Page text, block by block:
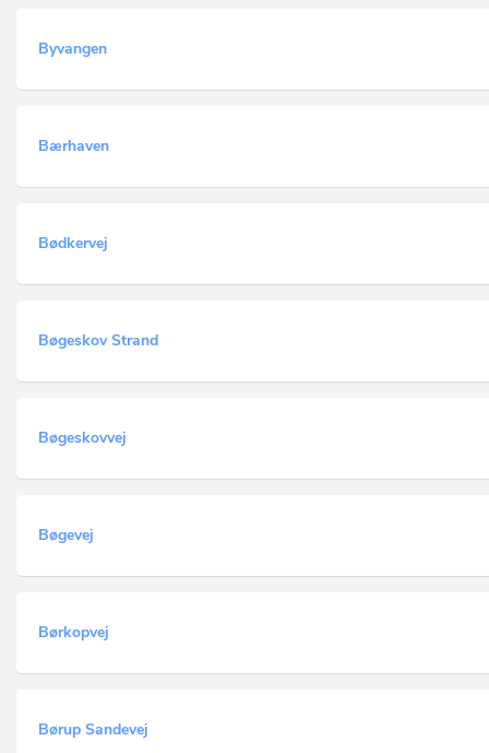
Byvangen
Bærhaven
Bødkervej
Bøgeskov Strand
Bøgeskovvej
Bøgevej
Børkopvej
Børup Sandevej